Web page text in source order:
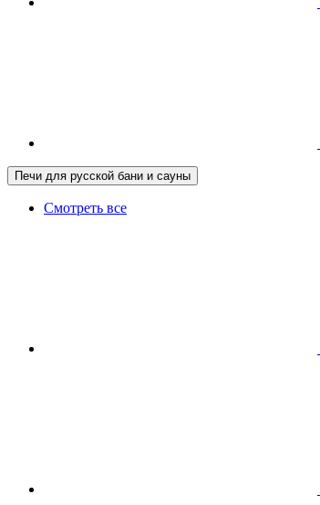
Печи для русской бани и сауны
Смотреть все